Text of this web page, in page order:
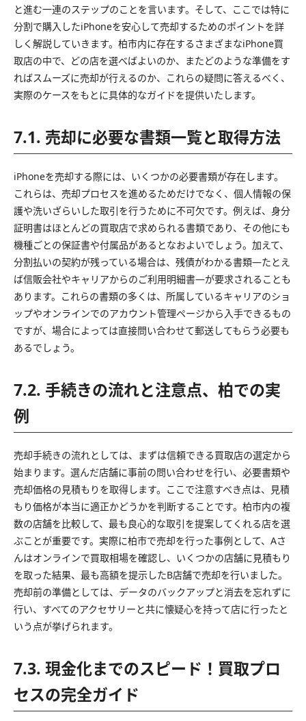
と進む一連のステップのことを言います。そして、ここでは特に
分割で購入したiPhoneを安心して売却するためのポイントを詳
しく解説していきます。柏市内に存在するさまざまなiPhone買
取店の中で、どの店を選べばよいのか、またどのような準備をす
ればスムーズに売却が行えるのか、これらの疑問に答えるべく、
実際のケースをもとに具体的なガイドを提供いたします。
7.1. 売却に必要な書類一覧と取得方法
iPhoneを売却する際には、いくつかの必要書類が存在します。
これらは、売却プロセスを進めるためだけでなく、個人情報の保
護や洗いざらいした取引を行うために不可欠です。例えば、身分
証明書はほとんどの買取店で求められる書類であり、その他にも
機種ごとの保証書や付属品があるとなおよいでしょう。加えて、
分割払いの契約が残っている場合は、残債がわかる書類—たとえ
ば信販会社やキャリアからのご利用明細書—が要求されることも
あります。これらの書類の多くは、所属しているキャリアのショ
ップやオンラインでのアカウント管理ページから入手できるもの
ですが、場合によっては直接問い合わせて郵送してもらう必要も
あるでしょう。
7.2. 手続きの流れと注意点、柏での実
例
売却手続きの流れとしては、まずは信頼できる買取店の選定から
始まります。選んだ店舗に事前の問い合わせを行い、必要書類や
売却価格の見積もりを取得します。ここで注意すべき点は、見積
もり価格が本当に適正かどうかを判断することです。柏市内の複
数の店舗を比較して、最も良心的な取引を提案してくれる店を選
ぶことが重要です。実際に柏市で売却を行った事例として、Aさ
んはオンラインで買取相場を確認し、いくつかの店舗に見積もり
を取った結果、最も高額を提示したB店舗で売却を行いました。
売却前の準備としては、データのバックアップと消去を忘れずに
行い、すべてのアクセサリーと共に懐疑心を持って店に行ったと
いう点が挙げられます。
7.3. 現金化までのスピード！買取プロ
セスの完全ガイド